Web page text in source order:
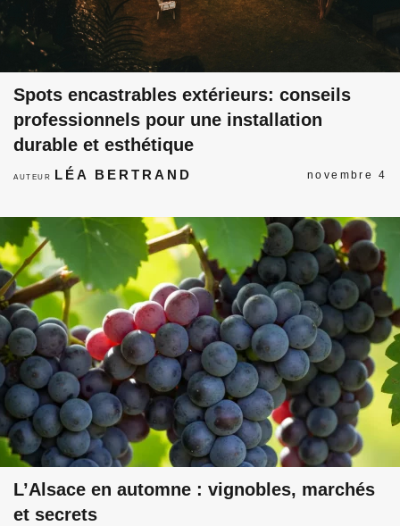
Spots encastrables extérieurs: conseils
professionnels pour une installation
durable et esthétique
AUTEUR LÉA BERTRAND novembre 4
L’Alsace en automne : vignobles, marchés
et secrets